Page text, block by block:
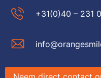
+31(0)40 – 231